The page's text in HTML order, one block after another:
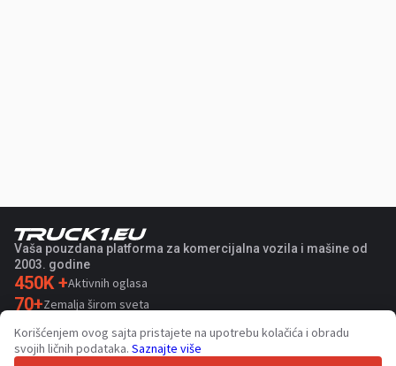
Vaša pouzdana platforma za komercijalna vozila i mašine od
2003. godine
450K +Aktivnih oglasa
70+Zemalja širom sveta
36Podržanih jezika
4.7/5
Korišćenjem ovog sajta pristajete na upotrebu kolačića i obradu
svojih ličnih podataka. Saznajte više